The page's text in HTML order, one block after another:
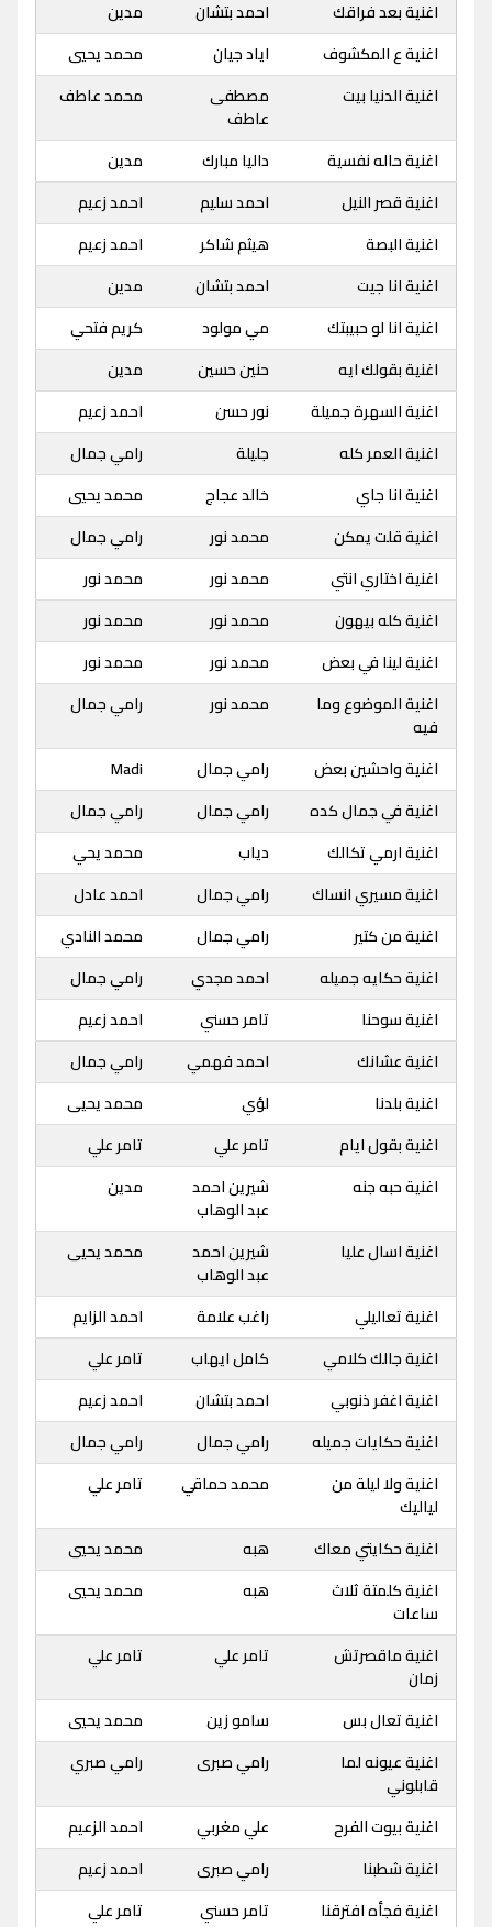
اغنية بعد فراقك احمد بتشان
مدين
اغنية ع المكشوف
اياد جيان
محمد يحيي
اغنية الدنيا بيت
مصطفى
عاطف
محمد عاطف
اغنية حاله نفسية داليا مبارك
مدين
اغنية قصر النيل
احمد سليم
احمد زعيم
اغنية البصة
هيثم شاكر
احمد زعيم
اغنية انا جيت
احمد بتشان
مدين
اغنية انا لو حبيبتك
مي مولود
كريم فتحي
اغنية بقولك ايه
حنين حسين
مدين
اغنية السهرة جميلة
نور حسن
احمد زعيم
اغنية العمر كله
جليلة
رامي جمال
اغنية انا جاي
خالد عجاج
محمد يحيي
اغنية قلت يمكن
محمد نور
رامي جمال
اغنية اختاري انتي
محمد نور
محمد نور
اغنية كله بيهون
محمد نور
محمد نور
اغنية لينا في بعض
محمد نور
محمد نور
اغنية الموضوع وما
فيه
محمد نور رامي جمال
اغنية واحشين بعض رامي جمال
Madi
اغنية في جمال كده
رامي جمال
رامي جمال
اغنية ارمي تكالك
دياب
محمد يحي
اغنية مسيري انساك
رامي جمال
احمد عادل
اغنية من كتير
رامي جمال
محمد النادي
اغنية حكايه جميله
احمد مجدي
رامي جمال
اغنية سوحنا
تامر حسني
احمد زعيم
اغنية عشانك
احمد فهمي
رامي جمال
اغنية بلدنا
لؤي
محمد يحيى
اغنية بقول ايام
تامر علي
تامر علي
اغنية حبه جنه
شيرين احمد
عبد الوهاب
مدين
اغنية اسال عليا
شيرين احمد
عبد الوهاب
محمد يحيى
اغنية تعاليلي راغب علامة
احمد الزايم
اغنية جالك كلامي
كامل ايهاب
تامر علي
اغنية اغفر ذنوبي
احمد بتشان
احمد زعيم
اغنية حكايات جميله
رامي جمال
رامي جمال
اغنية ولا ليلة من
لياليك
محمد حماقي تامر علي
اغنية حكايتي معاك هبه
محمد يحيي
اغنية كلمتة ثلاث
ساعات
هبه محمد يحيي
اغنية ماقصرتش
زمان
تامر علي تامر علي
اغنية تعال بس سامو زين
محمد يحيي
اغنية عيونه لما
قابلوني
رامي صبرى رامي صبري
اغنية بيوت الفرح علي مغربي
احمد الزعيم
اغنية شطبنا
رامي صبرى
احمد زعيم
اغنية فجأه افترقنا
تامر حسني
تامر علي